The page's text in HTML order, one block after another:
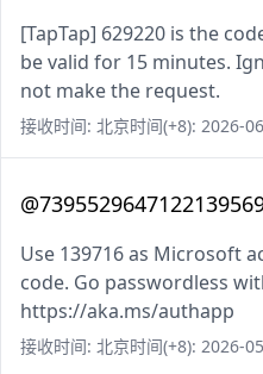
[TapTap] 629220 is the
be valid for 15 minutes.
not make the request.
接收时间: 北京时间(+8): 2026-
Use 139716 as Microsoft
code. Go passwordless
https://aka.ms/authapp
接收时间: 北京时间(+8): 2026-